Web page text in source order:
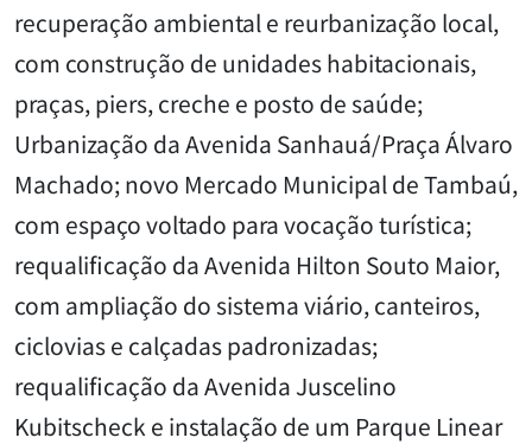
recuperação ambiental e reurbanização local,
com construção de unidades habitacionais,
praças, piers, creche e posto de saúde;
Urbanização da Avenida Sanhauá/Praça Álvaro
Machado; novo Mercado Municipal de Tambaú,
com espaço voltado para vocação turística;
requalificação da Avenida Hilton Souto Maior,
com ampliação do sistema viário, canteiros,
ciclovias e calçadas padronizadas;
requalificação da Avenida Juscelino
Kubitscheck e instalação de um Parque Linear